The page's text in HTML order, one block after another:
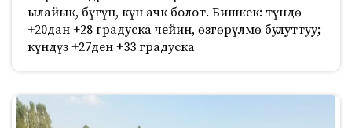
ылайык, бүгүн, күн ачк болот. Бишкек: түндө
+20дан +28 градуска чейин, өзгөрүлмө булуттуу;
күндүз +27ден +33 градуска